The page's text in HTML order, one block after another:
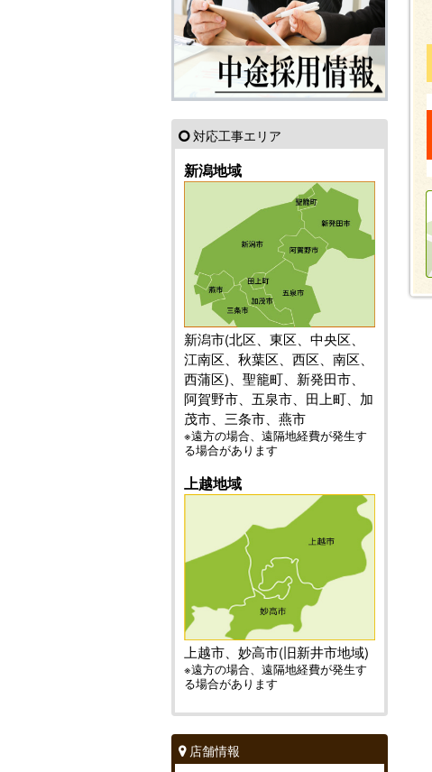
対応工事エリア
新潟地域
新潟市(北区、東区、中央区、
江南区、秋葉区、西区、南区、
西蒲区)、聖籠町、新発田市、
阿賀野市、五泉市、田上町、加
茂市、三条市、燕市
※遠方の場合、遠隔地経費が発生す
る場合があります
上越地域
上越市、妙高市(旧新井市地域)
※遠方の場合、遠隔地経費が発生す
る場合があります
店舗情報